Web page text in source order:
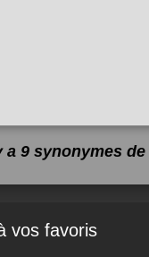
a 9 synonymes de
vos favoris